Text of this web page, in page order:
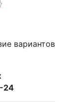
вариантов
24